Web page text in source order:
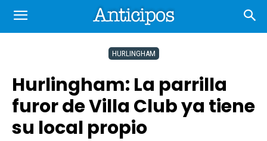
HURLINGHAM
Hurlingham: La parrilla
furor de Villa Club ya tiene
su local propio